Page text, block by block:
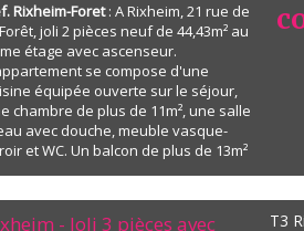
Rixheim-Foret: A Rixheim, 21 rue de
joli 2 pièces neuf de 44,43m² au
étage avec ascenseur.
se compose d'une
équipée ouverte sur le séjour,
chambre de plus de 11m², une salle
avec douche, meuble vasque-
et WC. Un balcon de plus de 13m²
- Joli 3 pièces avec
T3